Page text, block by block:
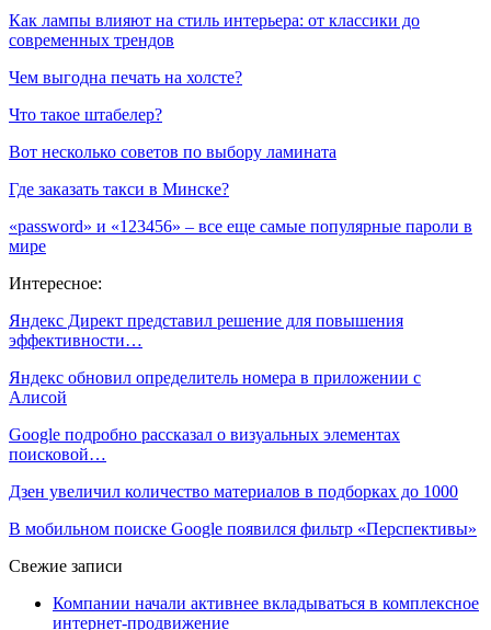
Как лампы влияют на стиль интерьера: от классики до
современных трендов
Чем выгодна печать на холсте?
Что такое штабелер?
Вот несколько советов по выбору ламината
Где заказать такси в Минске?
«password» и «123456» – все еще самые популярные пароли в
мире
Интересное:
Яндекс Директ представил решение для повышения
эффективности…
Яндекс обновил определитель номера в приложении с
Алисой
Google подробно рассказал о визуальных элементах
поисковой…
Дзен увеличил количество материалов в подборках до 1000
В мобильном поиске Google появился фильтр «Перспективы»
Свежие записи
Компании начали активнее вкладываться в комплексное
интернет-продвижение